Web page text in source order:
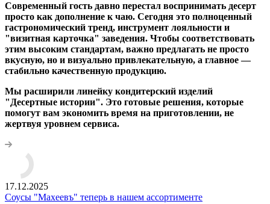
Современный гость давно перестал воспринимать десерт
просто как дополнение к чаю. Сегодня это полноценный
гастрономический тренд, инструмент лояльности и
"визитная карточка" заведения. Чтобы соответствовать
этим высоким стандартам, важно предлагать не просто
вкусную, но и визуально привлекательную, а главное —
стабильно качественную продукцию.
Мы расширили линейку кондитерский изделий
"Десертные истории". Это готовые решения, которые
помогут вам экономить время на приготовлении, не
жертвуя уровнем сервиса.
17.12.2025
Соусы "Махеевъ" теперь в нашем ассортименте